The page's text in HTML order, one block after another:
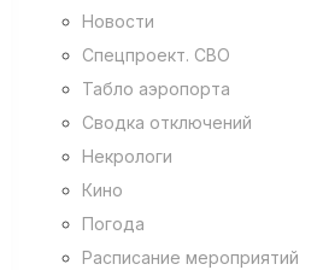
Новости
Спецпроект. СВО
Табло аэропорта
Сводка отключений
Некрологи
Кино
Погода
Расписание мероприятий